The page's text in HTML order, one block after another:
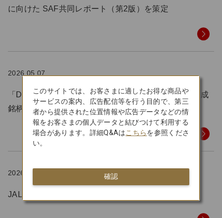
に向けた SAF共同レポート（第2版）を策定
2026.05.07
「Dow Jones Best-in-Class Asia Pacific Index」 構成
銘柄に4年連続で選定
2026.04.28
JALグループ、2025年度のGX経営目標を達成
このサイトでは、お客さまに適したお得な商品や
サービスの案内、広告配信等を行う目的で、第三
者から提供された位置情報や広告データなどの情
報をお客さまの個人データと結びつけて利用する
場合があります。詳細Q&Aはこちらを参照くださ
い。
確認